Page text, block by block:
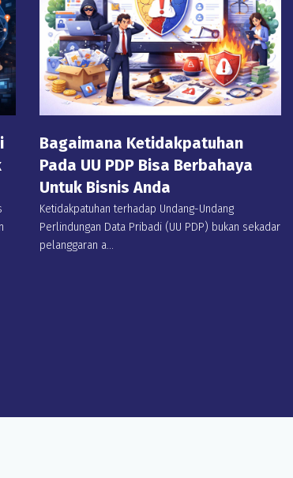
Bagaimana Ketidakpatuhan
Pada UU PDP Bisa Berbahaya
Untuk Bisnis Anda
Ketidakpatuhan terhadap Undang-Undang
Perlindungan Data Pribadi (UU PDP) bukan sekadar
pelanggaran a...